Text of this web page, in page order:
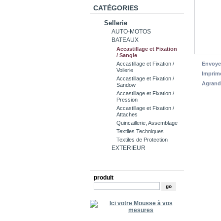
CATÉGORIES
Sellerie
AUTO-MOTOS
BATEAUX
Accastillage et Fixation
/ Sangle
Accastillage et Fixation /
Voilerie
Accastillage et Fixation /
Sandow
Accastillage et Fixation /
Pression
Accastillage et Fixation /
Attaches
Quincaillerie, Assemblage
Textiles Techniques
Textiles de Protection
EXTERIEUR
produit